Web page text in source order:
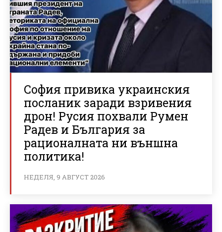
София привика украинския
посланик заради взривения
дрон! Русия похвали Румен
Радев и България за
рационалната ни външна
политика!
НЕДЕЛЯ, 9 АВГУСТ 2026